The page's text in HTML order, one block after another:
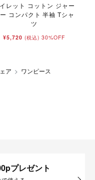
レット コットン ジャー
コンパクト 半袖 Tシャ
ツ
¥5,720 (税込) 30%OFF
ア
ワンピース
プレゼント